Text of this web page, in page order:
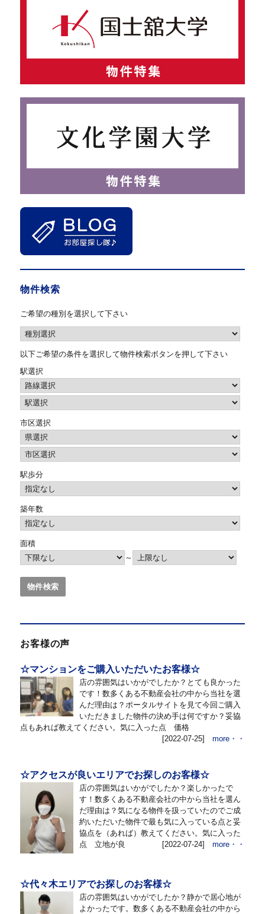
物件検索
ご希望の種別を選択して下さい
以下ご希望の条件を選択して物件検索ボタンを押して下さい
駅選択
市区選択
駅歩分
築年数
面積
～
お客様の声
☆マンションをご購入いただいたお客様☆
店の雰囲気はいかがでしたか？とても良かった
です！数多くある不動産会社の中から当社を選
んだ理由は？ポータルサイトを見て今回ご購入
いただきました物件の決め手は何ですか？妥協
点もあれば教えてください。気に入った点 価格
[2022-07-25] more・・
☆アクセスが良いエリアでお探しのお客様☆
店の雰囲気はいかがでしたか？楽しかったで
す！数多くある不動産会社の中から当社を選ん
だ理由は？気になる物件を扱っていたのでご成
約いただいた物件で最も気に入っている点と妥
協点を（あれば）教えてください。気に入った
点 立地が良
[2022-07-24] more・・
☆代々木エリアでお探しのお客様☆
店の雰囲気はいかがでしたか？静かで居心地が
よかったです。数多くある不動産会社の中から